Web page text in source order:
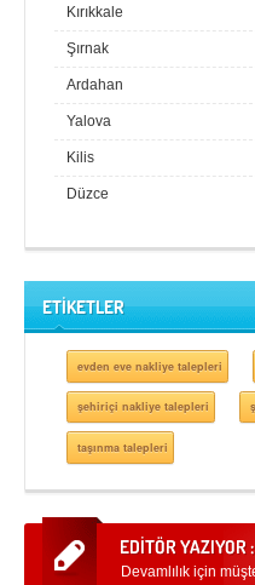
Kırıkkale
Şırnak
Ardahan
Yalova
Kilis
Düzce
ETİKETLER
evden eve nakliye talepleri
şehiriçi nakliye talepleri
taşınma talepleri
Devamlılık için